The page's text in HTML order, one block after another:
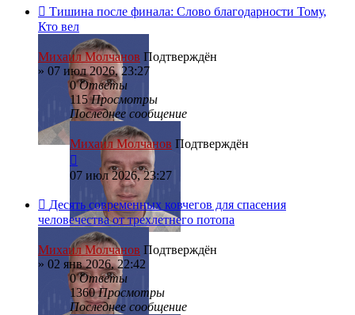
Тишина после финала: Слово благодарности Тому,
Кто вел
Михаил Молчанов Подтверждён
» 07 июл 2026, 23:27
0Ответы
115Просмотры
Последнее сообщение
Михаил Молчанов Подтверждён
07 июл 2026, 23:27
Десять современных ковчегов для спасения
человечества от трехлетнего потопа
Михаил Молчанов Подтверждён
» 02 янв 2026, 22:42
0Ответы
1360Просмотры
Последнее сообщение